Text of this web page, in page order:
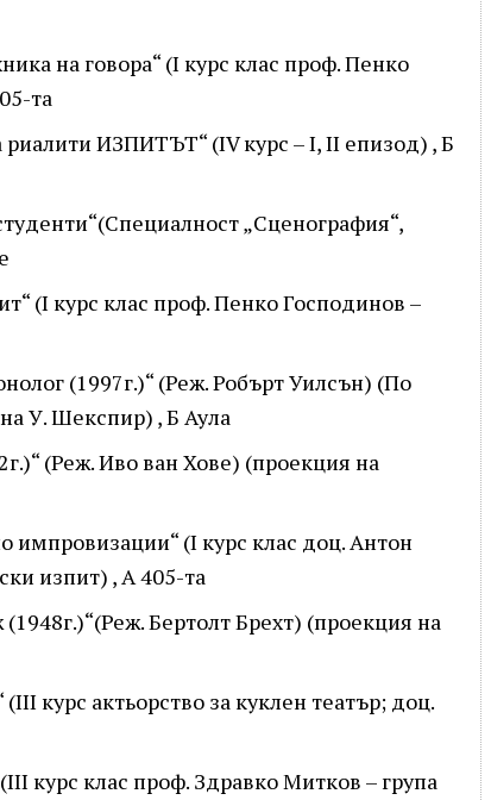
на говора“ (I курс клас проф. Пенко
та
риалити ИЗПИТЪТ“ (IV курс – I, II епизод) , Б
„Сценография“,
(I курс клас проф. Пенко Господинов –
(1997г.)“ (Реж. Робърт Уилсън) (По
У. Шекспир) , Б Аула
(Реж. Иво ван Хове) (проекция на
импровизации“ (I курс клас доц. Антон
изпит) , А 405-та
Бертолт Брехт) (проекция на
курс актьорство за куклен театър; доц.
курс клас проф. Здравко Митков – група